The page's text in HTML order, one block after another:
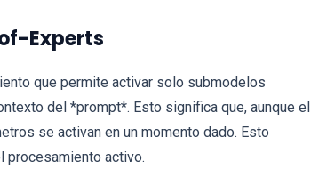
Experts
que permite activar solo submodelos
del *prompt*. Esto significa que, aunque el
se activan en un momento dado. Esto
procesamiento activo.